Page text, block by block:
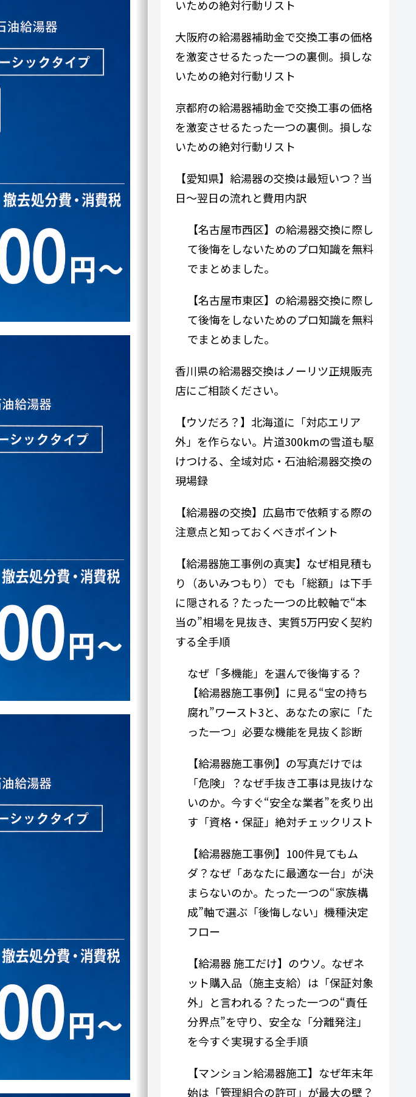
いための絶対行動リスト
大阪府の給湯器補助金で交換工事の価格
を激変させるたった一つの裏側。損しな
いための絶対行動リスト
京都府の給湯器補助金で交換工事の価格
を激変させるたった一つの裏側。損しな
いための絶対行動リスト
【愛知県】給湯器の交換は最短いつ？当
日〜翌日の流れと費用内訳
【名古屋市西区】の給湯器交換に際し
て後悔をしないためのプロ知識を無料
でまとめました。
【名古屋市東区】の給湯器交換に際し
て後悔をしないためのプロ知識を無料
でまとめました。
香川県の給湯器交換はノーリツ正規販売
店にご相談ください。
【ウソだろ？】北海道に「対応エリア
外」を作らない。片道300kmの雪道も駆
けつける、全域対応・石油給湯器交換の
現場録
【給湯器の交換】広島市で依頼する際の
注意点と知っておくべきポイント
【給湯器施工事例の真実】なぜ相見積も
り（あいみつもり）でも「総額」は下手
に隠される？たった一つの比較軸で“本
当の”相場を見抜き、実質5万円安く契約
する全手順
なぜ「多機能」を選んで後悔する？
【給湯器施工事例】に見る“宝の持ち
腐れ”ワースト3と、あなたの家に「た
った一つ」必要な機能を見抜く診断
【給湯器施工事例】の写真だけでは
「危険」？なぜ手抜き工事は見抜けな
いのか。今すぐ“安全な業者”を炙り出
す「資格・保証」絶対チェックリスト
【給湯器施工事例】100件見てもム
ダ？なぜ「あなたに最適な一台」が決
まらないのか。たった一つの“家族構
成”軸で選ぶ「後悔しない」機種決定
フロー
【給湯器 施工だけ】のウソ。なぜネ
ット購入品（施主支給）は「保証対象
外」と言われる？たった一つの“責任
分界点”を守り、安全な「分離発注」
を今すぐ実現する全手順
【マンション給湯器施工】なぜ年末年
始は「管理組合の許可」が最大の壁？